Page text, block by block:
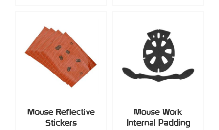
Mouse Reflective
Stickers
Mouse Work
Internal Padding